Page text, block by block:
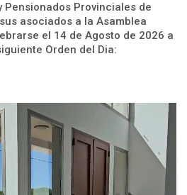
Pensionados Provinciales de
asociados a la Asamblea
el 14 de Agosto de 2026 a
Orden del Dia: